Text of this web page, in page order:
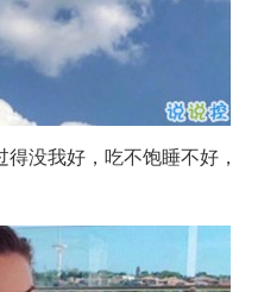
没我好，吃不饱睡不好，